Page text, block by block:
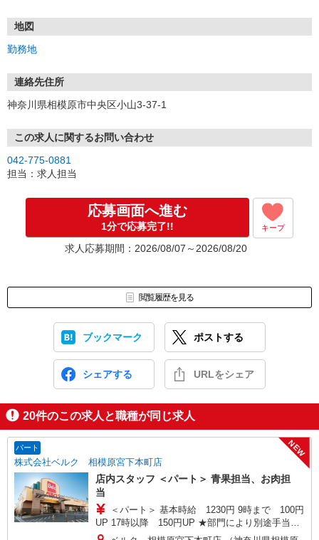
地図
勤務地
連絡先住所
神奈川県相模原市中央区小山3-37-1
この求人に関するお問い合わせ
042-775-0881
担当：求人担当
応募画面へ進む
1分で応募完了!! キープ
求人応募期間：2026/08/07～2026/08/20
閲覧履歴を見る
ブックマーク ポストする
シェアする URLをシェア
20件のこの求人と職種が同じ求人
パート
株式会社ベルク 相模原宮下本町店
NEW
店内スタッフ ＜パート＞ 青果担当、お肉担
当
＜パート＞ 基本時給 1230円 9時まで 100円
UP 17時以降 150円UP ★部門により別途手当が
つく場合あり ※22時以降 基本時給より25％UP